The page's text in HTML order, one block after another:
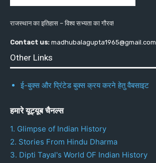
राजस्थान का इतिहास – विश्व सभ्यता का गौरव!
Contact us: madhubalagupta1965@gmail.com
Other Links
ई-बुक्स और प्रिंटेड बुक्स क्रय करने हेतु वैबसाइट
हमारे यूट्यूब चैनल्स
1. Glimpse of Indian History
2. Stories From Hindu Dharma
3. Dipti Tayal's World OF Indian History